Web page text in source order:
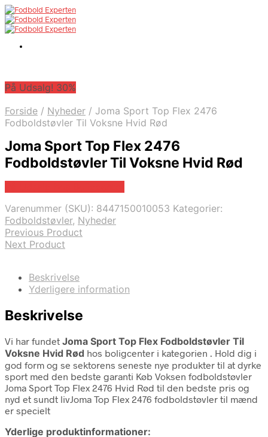
På Udsalg! 30%
Forside / Nyheder / Joma Sport Top Flex 2476
Fodboldstøvler Til Voksne Hvid Rød
Joma Sport Top Flex 2476
Fodboldstøvler Til Voksne Hvid Rød
Varenummer (SKU): 8447150010053 Kategorier:
Fodboldstøvler, Nyheder
Previous Product
Next Product
Beskrivelse
Yderligere information
Beskrivelse
Vi har fundet Joma Sport Top Flex Fodboldstøvler Til
Voksne Hvid Rød hos boligcenter i kategorien . Hold dig i
god form og se sektorens seneste nye produkter til at dyrke
sport med den bedste garanti Køb Voksen fodboldstøvler
Joma Sport Top Flex 2476 Hvid Rød til den bedste pris og
nyd et sundt livJoma Top Flex 2476 fodboldstøvler til mænd
er specielt
Yderlige produktinformationer: